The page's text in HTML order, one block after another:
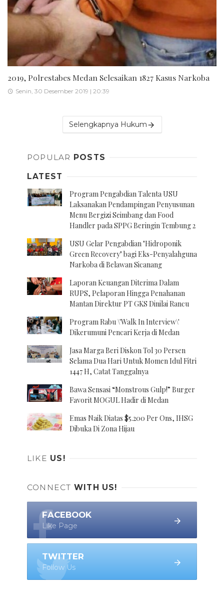
2019, Polrestabes Medan Selesaikan 1827 Kasus Narkoba
Senin, 30 Desember 2019 | 20:39
Selengkapnya Hukum
POPULAR POSTS
LATEST
Program Pengabdian Talenta USU
Laksanakan Pendampingan Penyusunan
Menu Bergizi Seimbang dan Food
Handler pada SPPG Beringin Tembung 2
USU Gelar Pengabdian "Hidroponik
Green Recovery" bagi Eks-Penyalahguna
Narkoba di Belawan Sicanang
Laporan Keuangan Diterima Dalam
RUPS, Pelaporan Hingga Penahanan
Mantan Direktur PT GKS Dinilai Rancu
Program Rabu \'Walk In Interview\'
Dikerumuni Pencari Kerja di Medan
Jasa Marga Beri Diskon Tol 30 Persen
Selama Dua Hari Untuk Momen Idul Fitri
1447 H, Catat Tanggalnya
Bawa Sensasi “Monstrous Gulp!” Burger
Favorit MOGUL Hadir di Medan
Emas Naik Diatas $5.200 Per Ons, IHSG
Dibuka Di Zona Hijau
LIKE US!
CONNECT WITH US!
FACEBOOK
Like Page
TWITTER
Follow Us